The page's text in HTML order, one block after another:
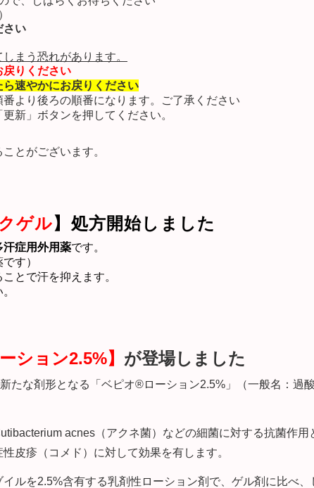
さい
まう恐れがあります。
りください
速やかにお戻りください
より後ろの順番になります。
ご了承ください
新」ボタンを押してください。
ことがございます。
ゲル】処方開始しました
汗症用外用薬です。
す）
とで汗を抑えます。
ション2.5%】 が登場しました
たな剤形となる「ベピオ®ローション2.5%」（一般名：過
acnes（アクネ菌）などの細菌に対する抗菌作用
皮疹（コメド）に対して効果を有します。
ルを2.5%含有する乳剤性ローション剤で、ゲル剤に比べ、